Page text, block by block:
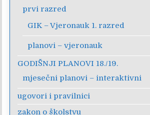
prvi razred
GIK – Vjeronauk 1. razred
planovi – vjeronauk
GODIŠNJI PLANOVI 18./19.
mjesečni planovi – interaktivni
ugovori i pravilnici
zakon o školstvu